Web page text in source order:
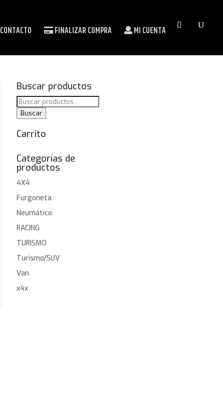
CONTACTO FINALIZAR COMPRA MI CUENTA
Buscar productos
Buscar
por:
Buscar
Carrito
Categorías de
productos
4X4
Furgoneta
Neumático
RACING
TURISMO
Turismo/SUV
Van
x4x